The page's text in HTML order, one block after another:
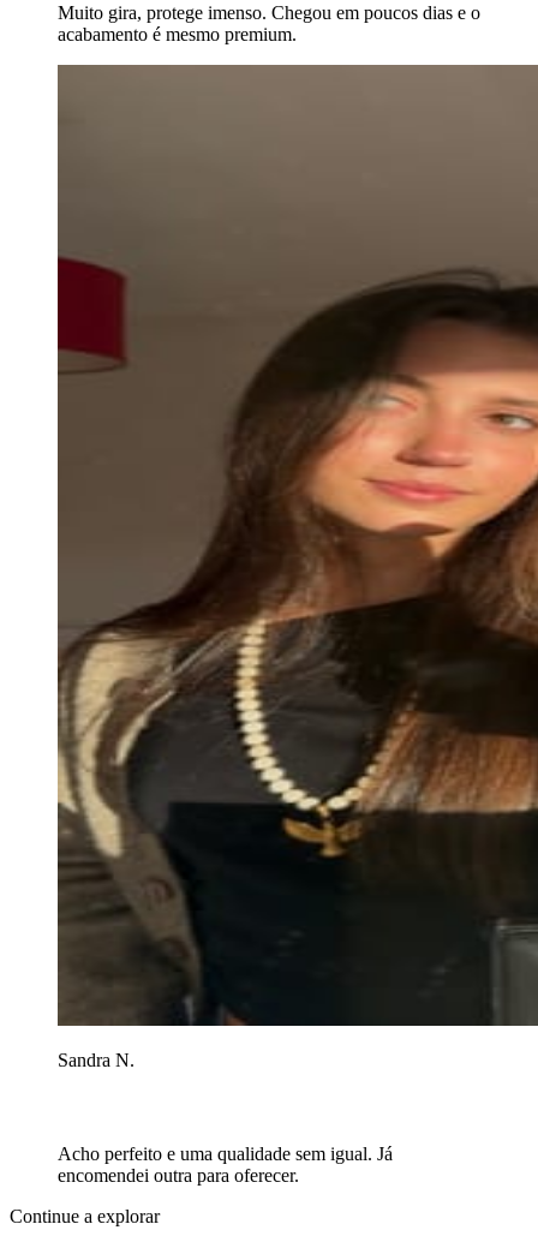
Muito gira, protege imenso. Chegou em poucos dias e o
acabamento é mesmo premium.
Sandra N.
Acho perfeito e uma qualidade sem igual. Já
encomendei outra para oferecer.
Continue a explorar